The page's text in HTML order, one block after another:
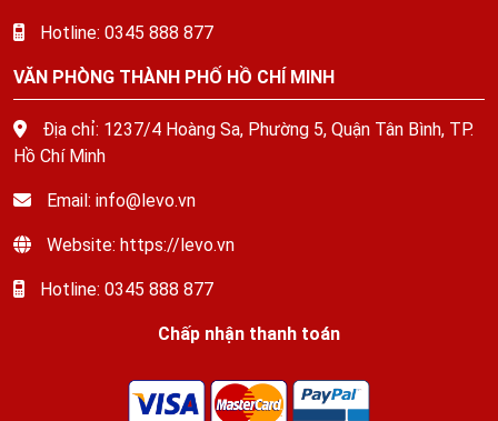
Hotline: 0345 888 877
VĂN PHÒNG THÀNH PHỐ HỒ CHÍ MINH
Địa chỉ: 1237/4 Hoàng Sa, Phường 5, Quận Tân Bình, TP.
Hồ Chí Minh
Email: info@levo.vn
Website: https://levo.vn
Hotline: 0345 888 877
Chấp nhận thanh toán